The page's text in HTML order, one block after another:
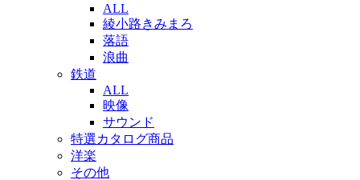
ALL
綾小路きみまろ
落語
浪曲
鉄道
ALL
映像
サウンド
特選カタログ商品
洋楽
その他